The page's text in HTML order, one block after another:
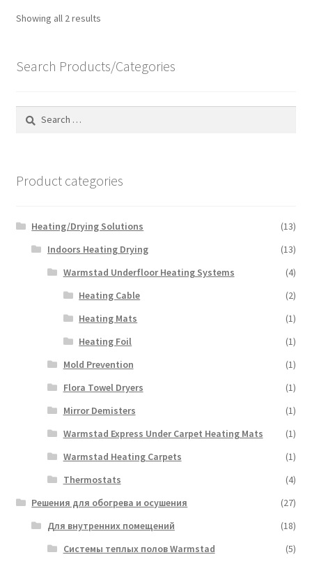
Showing all 2 resultsSorted
high
Search Products/Categories
Product categories
Heating/Drying Solutions
(13)
Indoors Heating Drying
(13)
Warmstad Underfloor Heating Systems
(4)
Heating Cable
(2)
Heating Mats
(1)
Heating Foil
(1)
Mold Prevention
(1)
Flora Towel Dryers
(1)
Mirror Demisters
(1)
Warmstad Express Under Carpet Heating Mats
(1)
Warmstad Heating Carpets
(1)
Thermostats
(4)
Решения для обогрева и осушения
(27)
Для внутренних помещений
(18)
Системы теплых полов Warmstad
(5)